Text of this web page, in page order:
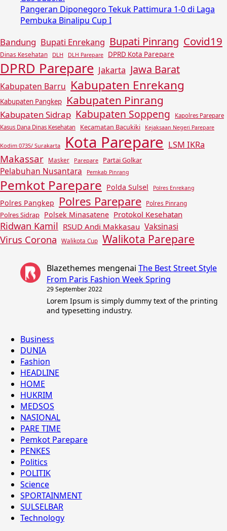
Pangeran Diponegoro Tekuk Pattimura 1-0 di Laga
Pembuka Binalipu Cup I
Bandung Bupati Enrekang Bupati Pinrang Covid19
Dinas Kesehatan DLH DLH Parepare DPRD Kota Parepare
DPRD Parepare Jakarta Jawa Barat
Kabupaten Barru Kabupaten Enrekang
Kabupaten Pangkep Kabupaten Pinrang
Kabupaten Sidrap Kabupaten Soppeng
Kapolres Parepare
Kasus Dana Dinas Kesehatan
Kecamatan Bacukiki Kejaksaan Negeri Parepare
Kodim 0735/ Surakarta Kota Parepare LSM IKRa
Makassar Masker Parepare Partai Golkar
Pelabuhan Nusantara Pemkab Pinrang
Pemkot Parepare Polda Sulsel Polres Enrekang
Polres Pangkep Polres Parepare Polres Pinrang
Polres Sidrap Polsek Minasatene Protokol Kesehatan
Ridwan Kamil RSUD Andi Makkasau Vaksinasi
Virus Corona Walikota Cup Walikota Parepare
Blazethemes mengenai The Best Street Style
From Paris Fashion Week Spring
29 September 2022
Lorem Ipsum is simply dummy text of the printing
and typesetting industry.
Business
DUNIA
Fashion
HEADLINE
HOME
HUKRIM
MEDSOS
NASIONAL
PARE TIME
Pemkot Parepare
PENKES
Politics
POLITIK
Science
SPORTAINMENT
SULSELBAR
Technology